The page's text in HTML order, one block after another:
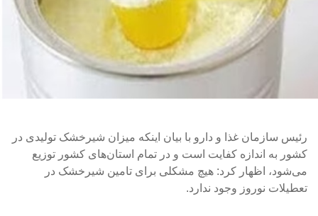
رئیس سازمان غذا و دارو با بیان اینکه میزان شیرخشک تولیدی در
کشور به اندازه کفایت است و در تمام استان‌های کشور توزیع
می‌شود، اظهار کرد: هیچ مشکلی برای تامین شیرخشک در
تعطیلات نوروز وجود ندارد.